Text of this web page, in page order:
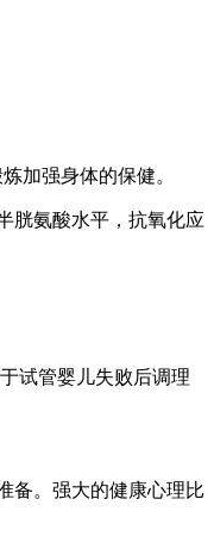
加强身体的保健。
胱氨酸水平，抗氧化应
试管婴儿失败后调理
备。强大的健康心理比